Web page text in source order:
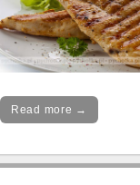
Read more →